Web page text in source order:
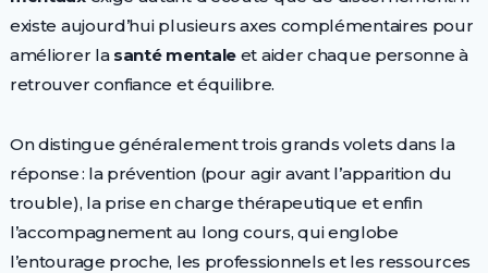
existe aujourd’hui plusieurs axes complémentaires pour
améliorer la santé mentale et aider chaque personne à
retrouver confiance et équilibre.
On distingue généralement trois grands volets dans la
réponse : la prévention (pour agir avant l’apparition du
trouble), la prise en charge thérapeutique et enfin
l’accompagnement au long cours, qui englobe
l’entourage proche, les professionnels et les ressources